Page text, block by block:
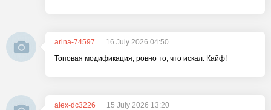
arina-74597
16 July 2026 04:50
Топовая модификация, ровно то, что искал. Кайф!
alex-dc3226
15 July 2026 13:20